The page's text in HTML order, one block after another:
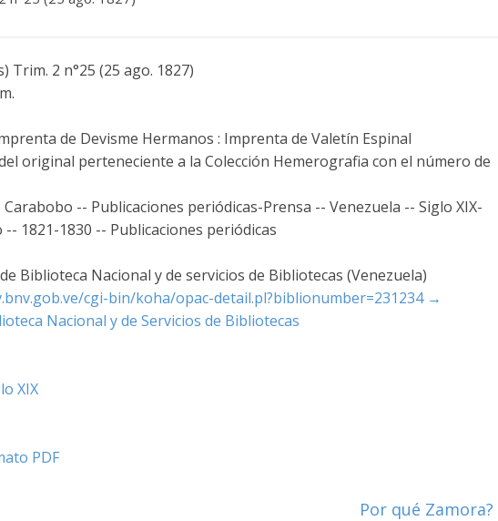
Trim. 2 n°25 (25 ago. 1827)
de Devisme Hermanos : Imprenta de Valetín Espinal
original perteneciente a la Colección Hemerografia con el número de
-- Publicaciones periódicas-Prensa -- Venezuela -- Siglo XIX-
1821-1830 -- Publicaciones periódicas
Biblioteca Nacional y de servicios de Bibliotecas (Venezuela)
cgi-bin/koha/opac-detail.pl?biblionumber=231234 →
Nacional y de Servicios de Bibliotecas
XIX
PDF
Por qué Zamora?